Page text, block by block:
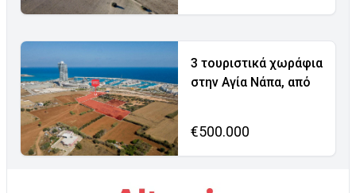
3 τουριστικά χωράφια
στην Αγία Νάπα, από
€500.000